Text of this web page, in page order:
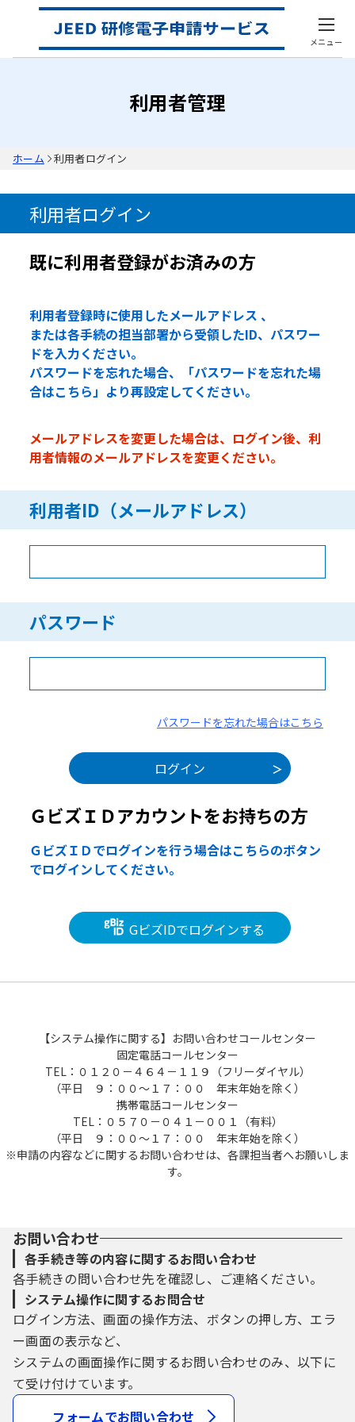
メニュー
利用者管理
ホーム 利用者ログイン
利用者ログイン
既に利用者登録がお済みの方
利用者登録時に使用したメールアドレス 、
または各手続の担当部署から受領したID、パスワー
ドを入力ください。
パスワードを忘れた場合、「パスワードを忘れた場
合はこちら」より再設定してください。
メールアドレスを変更した場合は、ログイン後、利
用者情報のメールアドレスを変更ください。
利用者ID（メールアドレス）
パスワード
パスワードを忘れた場合はこちら
ＧビズＩＤアカウントをお持ちの方
ＧビズＩＤでログインを行う場合はこちらのボタン
でログインしてください。
GビズIDでログインする
【システム操作に関する】お問い合わせコールセンター
固定電話コールセンター
TEL：０１２０－４６４－１１９（フリーダイヤル）
（平日 ９：００～１７：００ 年末年始を除く）
携帯電話コールセンター
TEL：０５７０－０４１－００１（有料）
（平日 ９：００～１７：００ 年末年始を除く）
※申請の内容などに関するお問い合わせは、各課担当者へお願いしま
す。
お問い合わせ
各手続き等の内容に関するお問い合わせ
各手続きの問い合わせ先を確認し、ご連絡ください。
システム操作に関するお問合せ
ログイン方法、画面の操作方法、ボタンの押し方、エラ
ー画面の表示など、
システムの画面操作に関するお問い合わせのみ、以下に
て受け付けています。
フォームでお問い合わせ